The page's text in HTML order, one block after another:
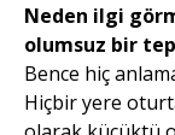
Neden ilgi
olumsuz bir
Bence hiç
Hiçbir yere